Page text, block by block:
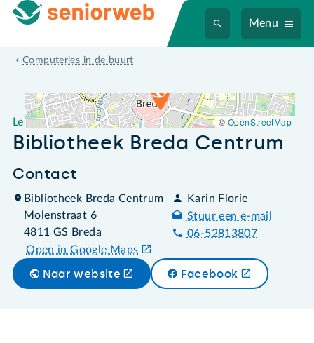
Menu
Computerles in de buurt
Leslocatie Bibliotheek Breda Centrum
Leslocatie
Bibliotheek Breda Centrum
Contact
Bibliotheek Breda Centrum
Molenstraat 6
4811 GS Breda
Open in Google Maps
Karin Florie
Stuur een e-mail
06-52813807
Naar website Facebook
©OpenStreetMap